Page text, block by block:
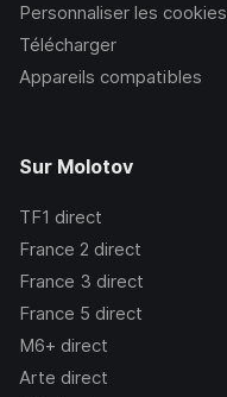
Personnaliser les cookies
Télécharger
Appareils compatibles
Sur Molotov
TF1 direct
France 2 direct
France 3 direct
France 5 direct
M6+ direct
Arte direct